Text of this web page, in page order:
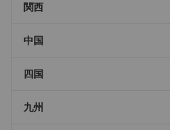
関西
中国
四国
九州